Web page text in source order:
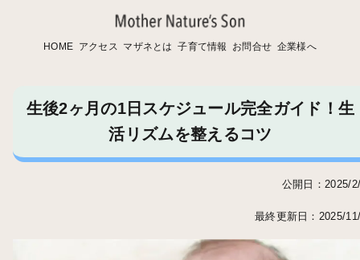
HOME アクセス マザネとは 子育て情報 お問合せ 企業様へ
生後2ヶ月の1日スケジュール完全ガイド！生
活リズムを整えるコツ
公開日：2025/
最終更新日：2025/